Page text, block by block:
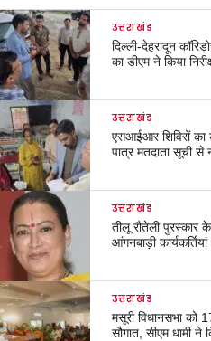
उत्तराखंड
दिल्ली-देहरादून
का डीएम ने किया
उत्तराखंड
एसआईआर शिविरों का
पात्र मतदाता सूची
उत्तराखंड
तीलू रौतेली
आंगनबाड़ी कार्यकर्तियां
उत्तराखंड
मसूरी विधानसभा को
सौगात, सीएम धामी ने